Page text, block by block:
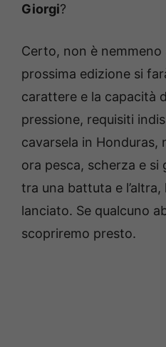
Giorgi?
Certo, non è nemmeno
prossima edizione si
carattere e la capacità
pressione, requisiti
cavarsela in Honduras,
ora pesca, scherza e si
tra una battuta e l’altra,
lanciato. Se qualcuno
scopriremo presto.